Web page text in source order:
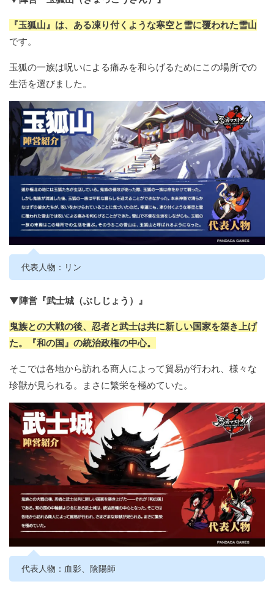
『玉狐山』は、ある凍り付くような寒空と雪に覆われた雪山
です。
玉狐の一族は呪いによる痛みを和らげるためにこの場所での
生活を選びました。
代表人物：リン
▼陣営『武士城（ぶしじょう）』
鬼族との大戦の後、忍者と武士は共に新しい国家を築き上げ
た。『和の国』の統治政権の中心。
そこでは各地から訪れる商人によって貿易が行われ、様々な
珍獣が見られる。まさに繁栄を極めていた。
代表人物：血影、陰陽師